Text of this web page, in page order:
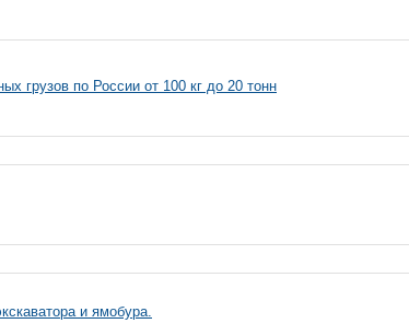
грузов по России от 100 кг до 20 тонн
и ямобура.